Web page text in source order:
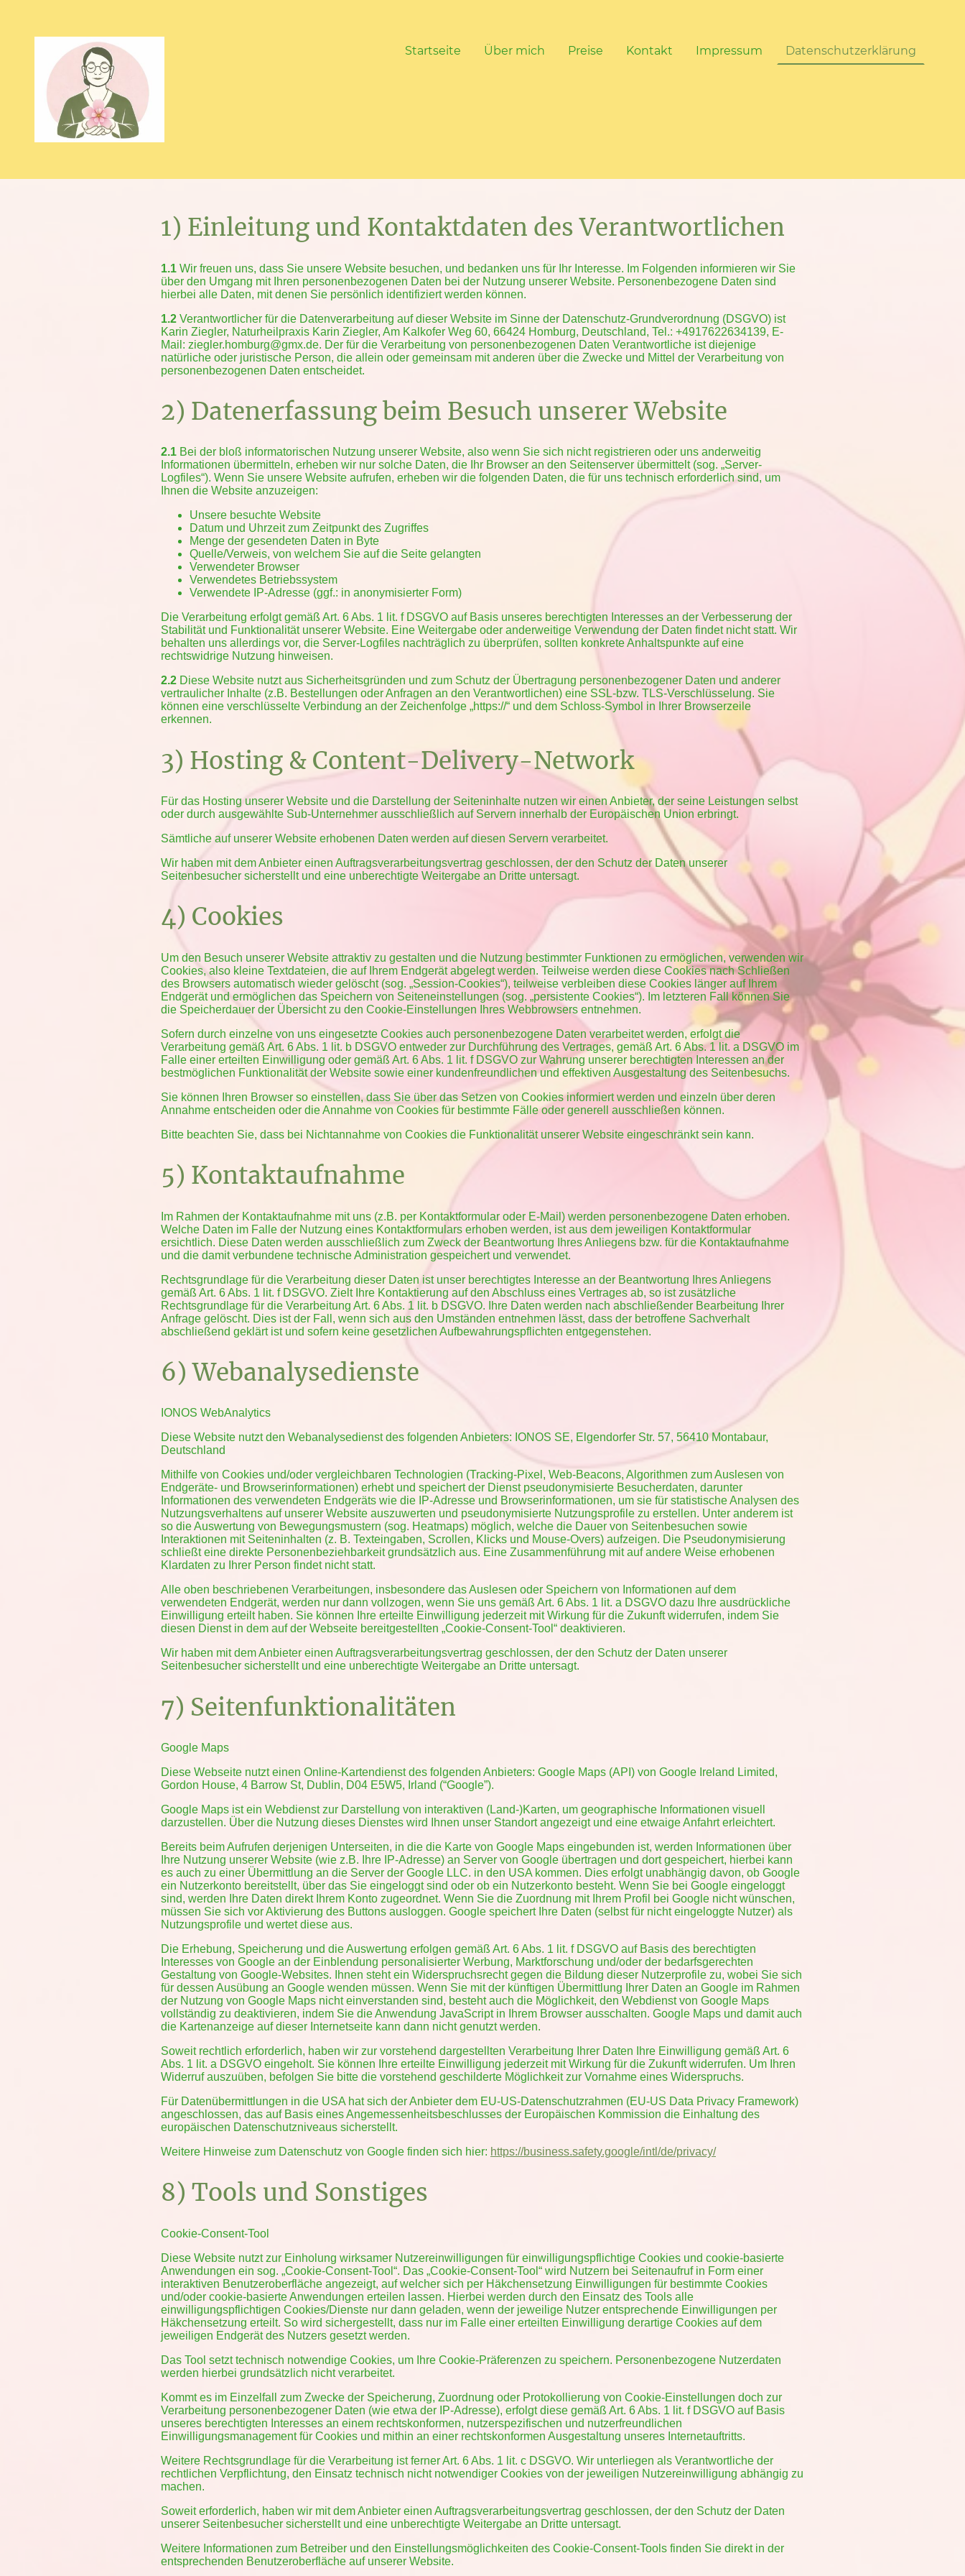
Startseite Über mich Preise Kontakt Impressum Datenschutzerklärung
1) Einleitung und Kontaktdaten des Verantwortlichen
1.1 Wir freuen uns, dass Sie unsere Website besuchen, und bedanken uns für Ihr Interesse. Im Folgenden informieren wir Sie
über den Umgang mit Ihren personenbezogenen Daten bei der Nutzung unserer Website. Personenbezogene Daten sind
hierbei alle Daten, mit denen Sie persönlich identifiziert werden können.
1.2 Verantwortlicher für die Datenverarbeitung auf dieser Website im Sinne der Datenschutz-Grundverordnung (DSGVO) ist
Karin Ziegler, Naturheilpraxis Karin Ziegler, Am Kalkofer Weg 60, 66424 Homburg, Deutschland, Tel.: +4917622634139, E-
Mail: ziegler.homburg@gmx.de. Der für die Verarbeitung von personenbezogenen Daten Verantwortliche ist diejenige
natürliche oder juristische Person, die allein oder gemeinsam mit anderen über die Zwecke und Mittel der Verarbeitung von
personenbezogenen Daten entscheidet.
2) Datenerfassung beim Besuch unserer Website
2.1 Bei der bloß informatorischen Nutzung unserer Website, also wenn Sie sich nicht registrieren oder uns anderweitig
Informationen übermitteln, erheben wir nur solche Daten, die Ihr Browser an den Seitenserver übermittelt (sog. „Server-
Logfiles“). Wenn Sie unsere Website aufrufen, erheben wir die folgenden Daten, die für uns technisch erforderlich sind, um
Ihnen die Website anzuzeigen:
Unsere besuchte Website
Datum und Uhrzeit zum Zeitpunkt des Zugriffes
Menge der gesendeten Daten in Byte
Quelle/Verweis, von welchem Sie auf die Seite gelangten
Verwendeter Browser
Verwendetes Betriebssystem
Verwendete IP-Adresse (ggf.: in anonymisierter Form)
Die Verarbeitung erfolgt gemäß Art. 6 Abs. 1 lit. f DSGVO auf Basis unseres berechtigten Interesses an der Verbesserung der
Stabilität und Funktionalität unserer Website. Eine Weitergabe oder anderweitige Verwendung der Daten findet nicht statt. Wir
behalten uns allerdings vor, die Server-Logfiles nachträglich zu überprüfen, sollten konkrete Anhaltspunkte auf eine
rechtswidrige Nutzung hinweisen.
2.2 Diese Website nutzt aus Sicherheitsgründen und zum Schutz der Übertragung personenbezogener Daten und anderer
vertraulicher Inhalte (z.B. Bestellungen oder Anfragen an den Verantwortlichen) eine SSL-bzw. TLS-Verschlüsselung. Sie
können eine verschlüsselte Verbindung an der Zeichenfolge „https://“ und dem Schloss-Symbol in Ihrer Browserzeile
erkennen.
3) Hosting & Content-Delivery-Network
Für das Hosting unserer Website und die Darstellung der Seiteninhalte nutzen wir einen Anbieter, der seine Leistungen selbst
oder durch ausgewählte Sub-Unternehmer ausschließlich auf Servern innerhalb der Europäischen Union erbringt.
Sämtliche auf unserer Website erhobenen Daten werden auf diesen Servern verarbeitet.
Wir haben mit dem Anbieter einen Auftragsverarbeitungsvertrag geschlossen, der den Schutz der Daten unserer
Seitenbesucher sicherstellt und eine unberechtigte Weitergabe an Dritte untersagt.
4) Cookies
Um den Besuch unserer Website attraktiv zu gestalten und die Nutzung bestimmter Funktionen zu ermöglichen, verwenden wir
Cookies, also kleine Textdateien, die auf Ihrem Endgerät abgelegt werden. Teilweise werden diese Cookies nach Schließen
des Browsers automatisch wieder gelöscht (sog. „Session-Cookies“), teilweise verbleiben diese Cookies länger auf Ihrem
Endgerät und ermöglichen das Speichern von Seiteneinstellungen (sog. „persistente Cookies“). Im letzteren Fall können Sie
die Speicherdauer der Übersicht zu den Cookie-Einstellungen Ihres Webbrowsers entnehmen.
Sofern durch einzelne von uns eingesetzte Cookies auch personenbezogene Daten verarbeitet werden, erfolgt die
Verarbeitung gemäß Art. 6 Abs. 1 lit. b DSGVO entweder zur Durchführung des Vertrages, gemäß Art. 6 Abs. 1 lit. a DSGVO im
Falle einer erteilten Einwilligung oder gemäß Art. 6 Abs. 1 lit. f DSGVO zur Wahrung unserer berechtigten Interessen an der
bestmöglichen Funktionalität der Website sowie einer kundenfreundlichen und effektiven Ausgestaltung des Seitenbesuchs.
Sie können Ihren Browser so einstellen, dass Sie über das Setzen von Cookies informiert werden und einzeln über deren
Annahme entscheiden oder die Annahme von Cookies für bestimmte Fälle oder generell ausschließen können.
Bitte beachten Sie, dass bei Nichtannahme von Cookies die Funktionalität unserer Website eingeschränkt sein kann.
5) Kontaktaufnahme
Im Rahmen der Kontaktaufnahme mit uns (z.B. per Kontaktformular oder E-Mail) werden personenbezogene Daten erhoben.
Welche Daten im Falle der Nutzung eines Kontaktformulars erhoben werden, ist aus dem jeweiligen Kontaktformular
ersichtlich. Diese Daten werden ausschließlich zum Zweck der Beantwortung Ihres Anliegens bzw. für die Kontaktaufnahme
und die damit verbundene technische Administration gespeichert und verwendet.
Rechtsgrundlage für die Verarbeitung dieser Daten ist unser berechtigtes Interesse an der Beantwortung Ihres Anliegens
gemäß Art. 6 Abs. 1 lit. f DSGVO. Zielt Ihre Kontaktierung auf den Abschluss eines Vertrages ab, so ist zusätzliche
Rechtsgrundlage für die Verarbeitung Art. 6 Abs. 1 lit. b DSGVO. Ihre Daten werden nach abschließender Bearbeitung Ihrer
Anfrage gelöscht. Dies ist der Fall, wenn sich aus den Umständen entnehmen lässt, dass der betroffene Sachverhalt
abschließend geklärt ist und sofern keine gesetzlichen Aufbewahrungspflichten entgegenstehen.
6) Webanalysedienste
IONOS WebAnalytics
Diese Website nutzt den Webanalysedienst des folgenden Anbieters: IONOS SE, Elgendorfer Str. 57, 56410 Montabaur,
Deutschland
Mithilfe von Cookies und/oder vergleichbaren Technologien (Tracking-Pixel, Web-Beacons, Algorithmen zum Auslesen von
Endgeräte- und Browserinformationen) erhebt und speichert der Dienst pseudonymisierte Besucherdaten, darunter
Informationen des verwendeten Endgeräts wie die IP-Adresse und Browserinformationen, um sie für statistische Analysen des
Nutzungsverhaltens auf unserer Website auszuwerten und pseudonymisierte Nutzungsprofile zu erstellen. Unter anderem ist
so die Auswertung von Bewegungsmustern (sog. Heatmaps) möglich, welche die Dauer von Seitenbesuchen sowie
Interaktionen mit Seiteninhalten (z. B. Texteingaben, Scrollen, Klicks und Mouse-Overs) aufzeigen. Die Pseudonymisierung
schließt eine direkte Personenbeziehbarkeit grundsätzlich aus. Eine Zusammenführung mit auf andere Weise erhobenen
Klardaten zu Ihrer Person findet nicht statt.
Alle oben beschriebenen Verarbeitungen, insbesondere das Auslesen oder Speichern von Informationen auf dem
verwendeten Endgerät, werden nur dann vollzogen, wenn Sie uns gemäß Art. 6 Abs. 1 lit. a DSGVO dazu Ihre ausdrückliche
Einwilligung erteilt haben. Sie können Ihre erteilte Einwilligung jederzeit mit Wirkung für die Zukunft widerrufen, indem Sie
diesen Dienst in dem auf der Webseite bereitgestellten „Cookie-Consent-Tool“ deaktivieren.
Wir haben mit dem Anbieter einen Auftragsverarbeitungsvertrag geschlossen, der den Schutz der Daten unserer
Seitenbesucher sicherstellt und eine unberechtigte Weitergabe an Dritte untersagt.
7) Seitenfunktionalitäten
Google Maps
Diese Webseite nutzt einen Online-Kartendienst des folgenden Anbieters: Google Maps (API) von Google Ireland Limited,
Gordon House, 4 Barrow St, Dublin, D04 E5W5, Irland (“Google”).
Google Maps ist ein Webdienst zur Darstellung von interaktiven (Land-)Karten, um geographische Informationen visuell
darzustellen. Über die Nutzung dieses Dienstes wird Ihnen unser Standort angezeigt und eine etwaige Anfahrt erleichtert.
Bereits beim Aufrufen derjenigen Unterseiten, in die die Karte von Google Maps eingebunden ist, werden Informationen über
Ihre Nutzung unserer Website (wie z.B. Ihre IP-Adresse) an Server von Google übertragen und dort gespeichert, hierbei kann
es auch zu einer Übermittlung an die Server der Google LLC. in den USA kommen. Dies erfolgt unabhängig davon, ob Google
ein Nutzerkonto bereitstellt, über das Sie eingeloggt sind oder ob ein Nutzerkonto besteht. Wenn Sie bei Google eingeloggt
sind, werden Ihre Daten direkt Ihrem Konto zugeordnet. Wenn Sie die Zuordnung mit Ihrem Profil bei Google nicht wünschen,
müssen Sie sich vor Aktivierung des Buttons ausloggen. Google speichert Ihre Daten (selbst für nicht eingeloggte Nutzer) als
Nutzungsprofile und wertet diese aus.
Die Erhebung, Speicherung und die Auswertung erfolgen gemäß Art. 6 Abs. 1 lit. f DSGVO auf Basis des berechtigten
Interesses von Google an der Einblendung personalisierter Werbung, Marktforschung und/oder der bedarfsgerechten
Gestaltung von Google-Websites. Ihnen steht ein Widerspruchsrecht gegen die Bildung dieser Nutzerprofile zu, wobei Sie sich
für dessen Ausübung an Google wenden müssen. Wenn Sie mit der künftigen Übermittlung Ihrer Daten an Google im Rahmen
der Nutzung von Google Maps nicht einverstanden sind, besteht auch die Möglichkeit, den Webdienst von Google Maps
vollständig zu deaktivieren, indem Sie die Anwendung JavaScript in Ihrem Browser ausschalten. Google Maps und damit auch
die Kartenanzeige auf dieser Internetseite kann dann nicht genutzt werden.
Soweit rechtlich erforderlich, haben wir zur vorstehend dargestellten Verarbeitung Ihrer Daten Ihre Einwilligung gemäß Art. 6
Abs. 1 lit. a DSGVO eingeholt. Sie können Ihre erteilte Einwilligung jederzeit mit Wirkung für die Zukunft widerrufen. Um Ihren
Widerruf auszuüben, befolgen Sie bitte die vorstehend geschilderte Möglichkeit zur Vornahme eines Widerspruchs.
Für Datenübermittlungen in die USA hat sich der Anbieter dem EU-US-Datenschutzrahmen (EU-US Data Privacy Framework)
angeschlossen, das auf Basis eines Angemessenheitsbeschlusses der Europäischen Kommission die Einhaltung des
europäischen Datenschutzniveaus sicherstellt.
Weitere Hinweise zum Datenschutz von Google finden sich hier: https://business.safety.google/intl/de/privacy/
8) Tools und Sonstiges
Cookie-Consent-Tool
Diese Website nutzt zur Einholung wirksamer Nutzereinwilligungen für einwilligungspflichtige Cookies und cookie-basierte
Anwendungen ein sog. „Cookie-Consent-Tool“. Das „Cookie-Consent-Tool“ wird Nutzern bei Seitenaufruf in Form einer
interaktiven Benutzeroberfläche angezeigt, auf welcher sich per Häkchensetzung Einwilligungen für bestimmte Cookies
und/oder cookie-basierte Anwendungen erteilen lassen. Hierbei werden durch den Einsatz des Tools alle
einwilligungspflichtigen Cookies/Dienste nur dann geladen, wenn der jeweilige Nutzer entsprechende Einwilligungen per
Häkchensetzung erteilt. So wird sichergestellt, dass nur im Falle einer erteilten Einwilligung derartige Cookies auf dem
jeweiligen Endgerät des Nutzers gesetzt werden.
Das Tool setzt technisch notwendige Cookies, um Ihre Cookie-Präferenzen zu speichern. Personenbezogene Nutzerdaten
werden hierbei grundsätzlich nicht verarbeitet.
Kommt es im Einzelfall zum Zwecke der Speicherung, Zuordnung oder Protokollierung von Cookie-Einstellungen doch zur
Verarbeitung personenbezogener Daten (wie etwa der IP-Adresse), erfolgt diese gemäß Art. 6 Abs. 1 lit. f DSGVO auf Basis
unseres berechtigten Interesses an einem rechtskonformen, nutzerspezifischen und nutzerfreundlichen
Einwilligungsmanagement für Cookies und mithin an einer rechtskonformen Ausgestaltung unseres Internetauftritts.
Weitere Rechtsgrundlage für die Verarbeitung ist ferner Art. 6 Abs. 1 lit. c DSGVO. Wir unterliegen als Verantwortliche der
rechtlichen Verpflichtung, den Einsatz technisch nicht notwendiger Cookies von der jeweiligen Nutzereinwilligung abhängig zu
machen.
Soweit erforderlich, haben wir mit dem Anbieter einen Auftragsverarbeitungsvertrag geschlossen, der den Schutz der Daten
unserer Seitenbesucher sicherstellt und eine unberechtigte Weitergabe an Dritte untersagt.
Weitere Informationen zum Betreiber und den Einstellungsmöglichkeiten des Cookie-Consent-Tools finden Sie direkt in der
entsprechenden Benutzeroberfläche auf unserer Website.